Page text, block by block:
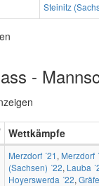
Steinitz
-
Wettkämpfe
Merzdorf ´21 , Merzdorf
(Sachsen) ´22, Lauba
Hoyerswerda ´22,